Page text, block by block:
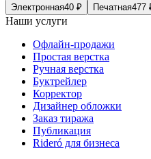
Электронная40 ₽ Печатная477
Наши услуги
Офлайн-продажи
Простая верстка
Ручная верстка
Буктрейлер
Корректор
Дизайнер обложки
Заказ тиража
Публикация
Rideró для бизнеса